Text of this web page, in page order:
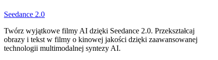
Seedance 2.0
Twórz wyjątkowe filmy AI dzięki Seedance 2.0. Przekształcaj
obrazy i tekst w filmy o kinowej jakości dzięki zaawansowanej
technologii multimodalnej syntezy AI.